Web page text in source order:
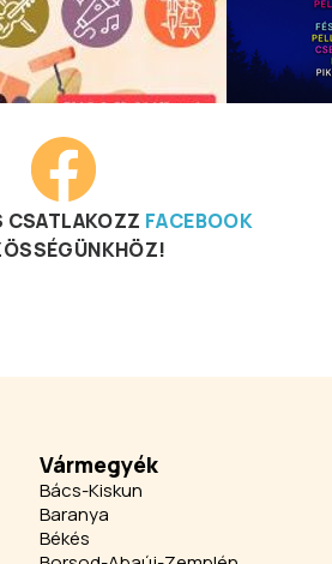
CSATLAKOZZ FACEBOOK
Vármegyék
Bács-Kiskun
Baranya
Békés